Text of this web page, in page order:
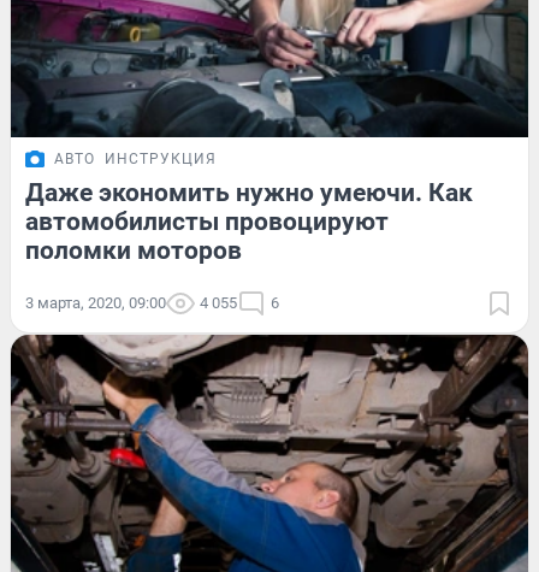
АВТО ИНСТРУКЦИЯ
Даже экономить нужно умеючи. Как
автомобилисты провоцируют
поломки моторов
3 марта, 2020, 09:00 4 055 6